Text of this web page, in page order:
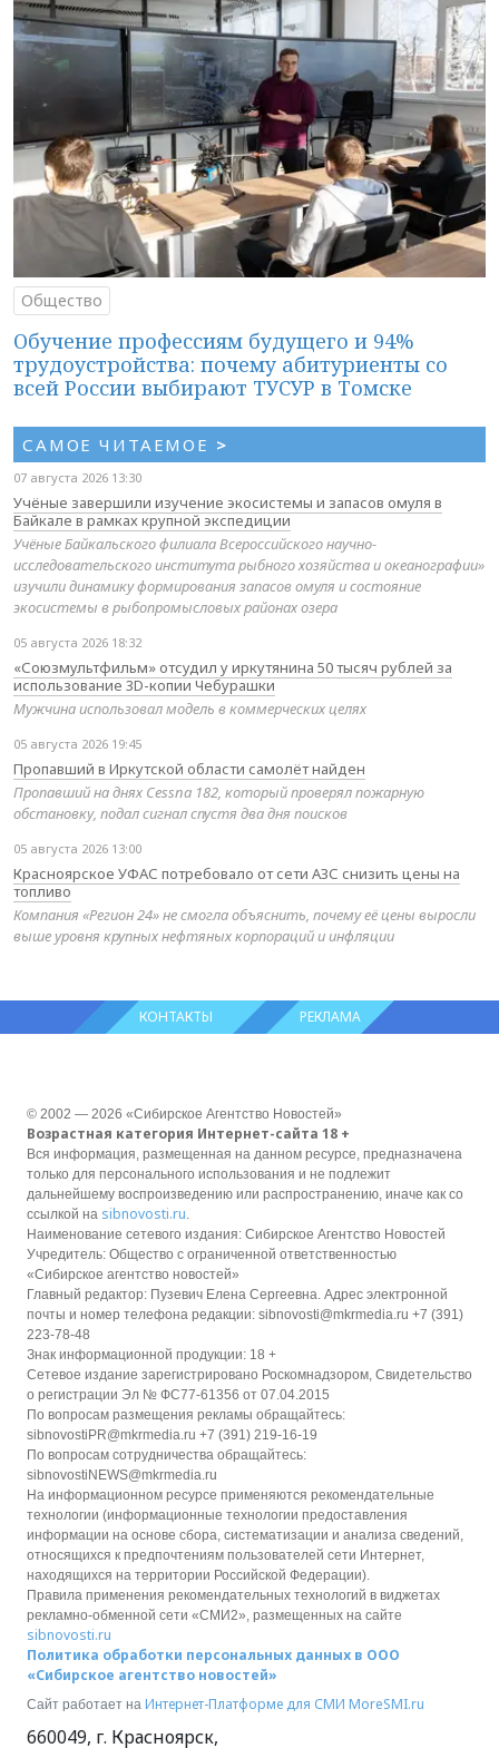
Общество
Обучение профессиям будущего и 94%
трудоустройства: почему абитуриенты со
всей России выбирают ТУСУР в Томске
САМОЕ ЧИТАЕМОЕ >
07 августа 2026 13:30
Учёные завершили изучение экосистемы и запасов омуля в
Байкале в рамках крупной экспедиции
Учёные Байкальского филиала Всероссийского научно-
исследовательского института рыбного хозяйства и океанографии»
изучили динамику формирования запасов омуля и состояние
экосистемы в рыбопромысловых районах озера
05 августа 2026 18:32
«Союзмультфильм» отсудил у иркутянина 50 тысяч рублей за
использование 3D-копии Чебурашки
Мужчина использовал модель в коммерческих целях
05 августа 2026 19:45
Пропавший в Иркутской области самолёт найден
Пропавший на днях Cessna 182, который проверял пожарную
обстановку, подал сигнал спустя два дня поисков
05 августа 2026 13:00
Красноярское УФАС потребовало от сети АЗС снизить цены на
топливо
Компания «Регион 24» не смогла объяснить, почему её цены выросли
выше уровня крупных нефтяных корпораций и инфляции
КОНТАКТЫ РЕКЛАМА
© 2002 — 2026 «Сибирское Агентство Новостей»
Возрастная категория Интернет-сайта 18 +
Вся информация, размещенная на данном ресурсе, предназначена
только для персонального использования и не подлежит
дальнейшему воспроизведению или распространению, иначе как со
ссылкой на sibnovosti.ru.
Наименование сетевого издания: Сибирское Агентство Новостей
Учредитель: Общество с ограниченной ответственностью
«Сибирское агентство новостей»
Главный редактор: Пузевич Елена Сергеевна. Адрес электронной
почты и номер телефона редакции: sibnovosti@mkrmedia.ru +7 (391)
223-78-48
Знак информационной продукции: 18 +
Сетевое издание зарегистрировано Роскомнадзором, Свидетельство
о регистрации Эл № ФС77-61356 от 07.04.2015
По вопросам размещения рекламы обращайтесь:
sibnovostiPR@mkrmedia.ru +7 (391) 219-16-19
По вопросам сотрудничества обращайтесь:
sibnovostiNEWS@mkrmedia.ru
На информационном ресурсе применяются рекомендательные
технологии (информационные технологии предоставления
информации на основе сбора, систематизации и анализа сведений,
относящихся к предпочтениям пользователей сети Интернет,
находящихся на территории Российской Федерации).
Правила применения рекомендательных технологий в виджетах
рекламно-обменной сети «СМИ2», размещенных на сайте
sibnovosti.ru
Политика обработки персональных данных в ООО
«Сибирское агентство новостей»
Сайт работает на Интернет-Платформе для СМИ MoreSMI.ru
660049, г. Красноярск,